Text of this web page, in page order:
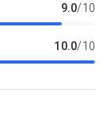
9.0/10
10.0/10